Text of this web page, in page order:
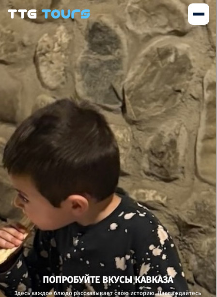
ЧАСТНЫЕ И
ПОПРОБУЙТЕ ВКУСЫ КАВКАЗА
Здесь каждое блюдо рассказывает свою историю. Наслаждайтесь